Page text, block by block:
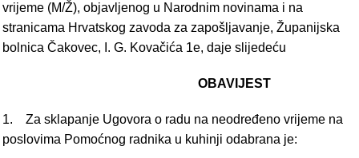
vrijeme (M/Ž), objavljenog u Narodnim novinama i na
stranicama Hrvatskog zavoda za zapošljavanje, Županijska
bolnica Čakovec, I. G. Kovačića 1e, daje slijedeću
OBAVIJEST
1. Za sklapanje Ugovora o radu na neodređeno vrijeme na
poslovima Pomoćnog radnika u kuhinji odabrana je: